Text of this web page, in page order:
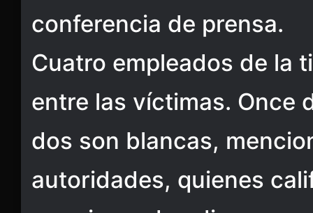
conferencia de prensa.
Cuatro empleados de la
entre las víctimas. Once
dos son blancas,
autoridades, quienes